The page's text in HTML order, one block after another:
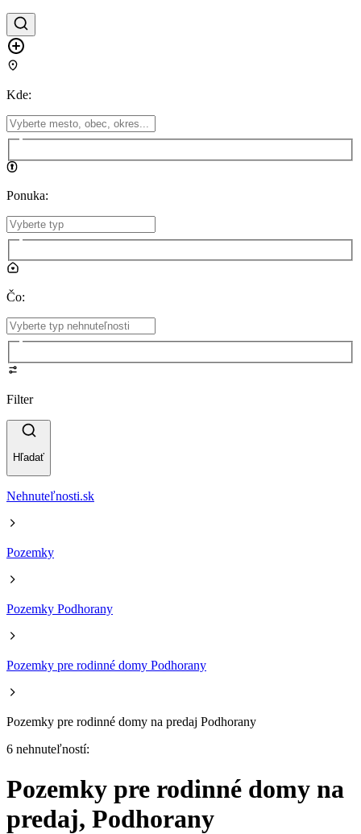
Kde:
Ponuka:
Čo:
Filter
Hľadať
Nehnuteľnosti.sk
Pozemky
Pozemky Podhorany
Pozemky pre rodinné domy Podhorany
Pozemky pre rodinné domy na predaj Podhorany
6 nehnuteľností:
Pozemky pre rodinné domy na
predaj, Podhorany